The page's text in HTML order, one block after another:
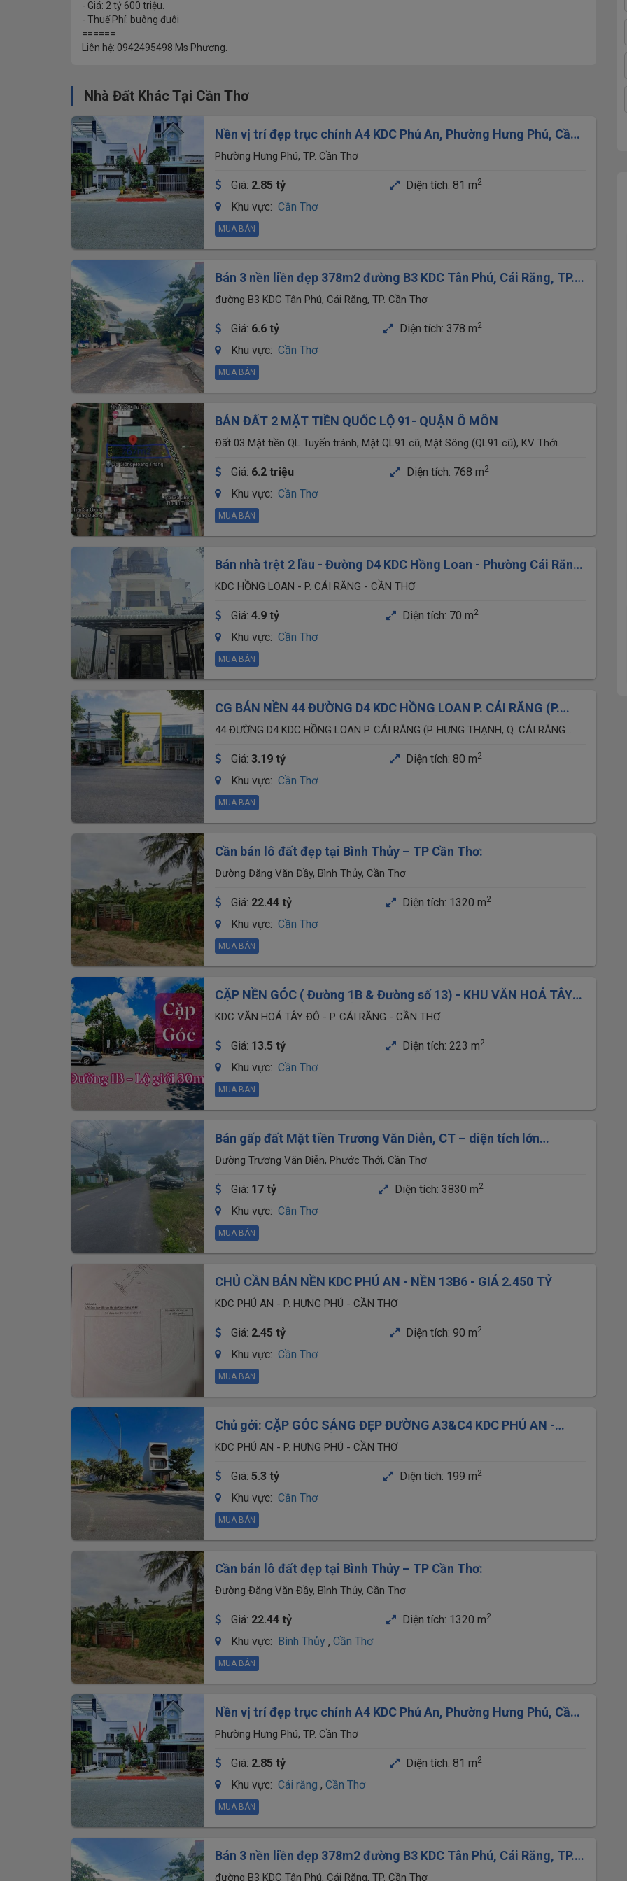
- Giá: 2 tỷ 600 triệu.
- Thuế Phí: buông đuôi
======
Liên hệ: 0942495498 Ms Phương.
Nhà Đất Khác Tại Cần Thơ
Nền vị trí đẹp trục chính A4 KDC Phú An, Phường Hưng Phú, Cần
Thơ
Phường Hưng Phú, TP. Cần Thơ
Giá: 2.85 tỷ Diện tích: 81 m2
Khu vực: Cần Thơ
MUA BÁN
Bán 3 nền liền đẹp 378m2 đường B3 KDC Tân Phú, Cái Răng, TP.
Cần Thơ. Có khuôn viên cây xanh 10m
đường B3 KDC Tân Phú, Cái Răng, TP. Cần Thơ
Giá: 6.6 tỷ Diện tích: 378 m2
Khu vực: Cần Thơ
MUA BÁN
BÁN ĐẤT 2 MẶT TIỀN QUỐC LỘ 91- QUẬN Ô MÔN
Đất 03 Mặt tiền QL Tuyến tránh, Mặt QL91 cũ, Mặt Sông (QL91 cũ), KV Thới
Giá: 6.2 triệu Diện tích: 768 m2
Khu vực: Cần Thơ
MUA BÁN
Bán nhà trệt 2 lầu - Đường D4 KDC Hồng Loan - Phường Cái Răng
- TP Cần Thơ. Giá Bán: 4,9 tỷ
KDC HỒNG LOAN - P. CÁI RĂNG - CẦN THƠ
Giá: 4.9 tỷ Diện tích: 70 m2
Khu vực: Cần Thơ
MUA BÁN
CG BÁN NỀN 44 ĐƯỜNG D4 KDC HỒNG LOAN P. CÁI RĂNG (P.
HƯNG THẠNH, Q. CÁI RĂNG CŨ), TP CẦN THƠ
44 ĐƯỜNG D4 KDC HỒNG LOAN P. CÁI RĂNG (P. HƯNG THẠNH, Q. CÁI RĂNG
Giá: 3.19 tỷ Diện tích: 80 m2
Khu vực: Cần Thơ
MUA BÁN
Cần bán lô đất đẹp tại Bình Thủy – TP Cần Thơ:
Đường Đặng Văn Đầy, Bình Thủy, Cần Thơ
Giá: 22.44 tỷ Diện tích: 1320 m2
Khu vực: Cần Thơ
MUA BÁN
CẶP NỀN GÓC ( Đường 1B & Đường số 13) - KHU VĂN HOÁ TÂY
ĐÔ - P. CÁI RĂNG - TP. CẦN THƠ
KDC VĂN HOÁ TÂY ĐÔ - P. CÁI RĂNG - CẦN THƠ
Giá: 13.5 tỷ Diện tích: 223 m2
Khu vực: Cần Thơ
MUA BÁN
Bán gấp đất Mặt tiền Trương Văn Diễn, CT – diện tích lớn
4000m² – 17 tỷ (còn TL)
Đường Trương Văn Diễn, Phước Thới, Cần Thơ
Giá: 17 tỷ Diện tích: 3830 m2
Khu vực: Cần Thơ
MUA BÁN
CHỦ CẦN BÁN NỀN KDC PHÚ AN - NỀN 13B6 - GIÁ 2.450 TỶ
KDC PHÚ AN - P. HƯNG PHÚ - CẦN THƠ
Giá: 2.45 tỷ Diện tích: 90 m2
Khu vực: Cần Thơ
MUA BÁN
Chủ gởi: CẶP GÓC SÁNG ĐẸP ĐƯỜNG A3&C4 KDC PHÚ AN -
199,5M2 - GIÁ 5,3 TỶ. LH 0949946604 QUÝ
KDC PHÚ AN - P. HƯNG PHÚ - CẦN THƠ
Giá: 5.3 tỷ Diện tích: 199 m2
Khu vực: Cần Thơ
MUA BÁN
Cần bán lô đất đẹp tại Bình Thủy – TP Cần Thơ:
Đường Đặng Văn Đầy, Bình Thủy, Cần Thơ
Giá: 22.44 tỷ Diện tích: 1320 m2
Khu vực: Bình Thủy , Cần Thơ
MUA BÁN
Nền vị trí đẹp trục chính A4 KDC Phú An, Phường Hưng Phú, Cần
Thơ
Phường Hưng Phú, TP. Cần Thơ
Giá: 2.85 tỷ Diện tích: 81 m2
Khu vực: Cái răng , Cần Thơ
MUA BÁN
Bán 3 nền liền đẹp 378m2 đường B3 KDC Tân Phú, Cái Răng, TP.
Cần Thơ. Có khuôn viên cây xanh 10m
đường B3 KDC Tân Phú, Cái Răng, TP. Cần Thơ